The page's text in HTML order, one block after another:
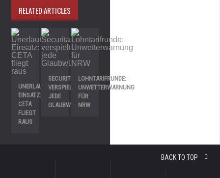
RELATED ARTICLES
UNERLAUBTER
EINSATZ:
CETA
FLIEGT
RAUS
SECURITAS
VERSPIELT
JEDE
GLAUBWÜRDIGKEIT
LOHNTARIFRUNDE:
UNWETTERWARNUNG
FÜR
NRW
BACK TO TOP